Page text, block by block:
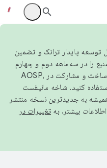
مدل توسعه پایدار ترانک و تضمین
را در سه‌ماهه دوم و چهارم
کنید. شاخه مانیفست
به جدیدترین نسخه منتشر
تغییرات در